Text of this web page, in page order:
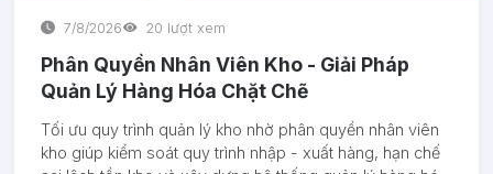
7/8/2026 20 lượt xem
Phân Quyền Nhân Viên Kho - Giải Pháp
Quản Lý Hàng Hóa Chặt Chẽ
Tối ưu quy trình quản lý kho nhờ phân quyền nhân viên
kho giúp kiểm soát quy trình nhập - xuất hàng, hạn chế